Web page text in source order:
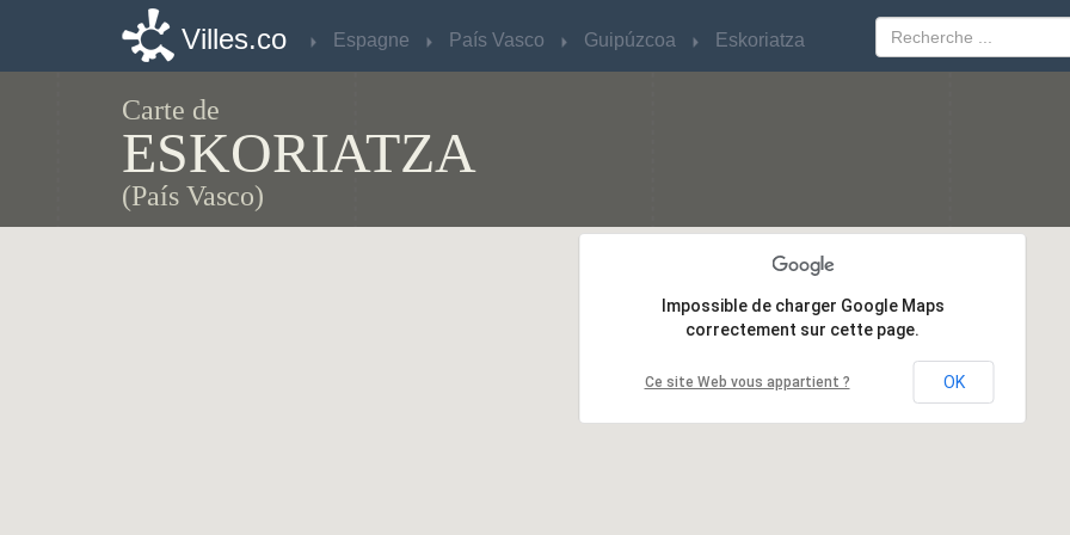
Villes.co Espagne País Vasco Guipúzcoa Eskoriatza
Carte de
ESKORIATZA
(País Vasco)
Impossible de charger Google Maps
correctement sur cette page.
Ce site Web vous appartient ? OK
Impossible de charger Google Maps
correctement sur cette page.
Ce site Web vous appartient ? OK
Villes.co Espagne País Vasco Guipúzcoa Eskoriatza